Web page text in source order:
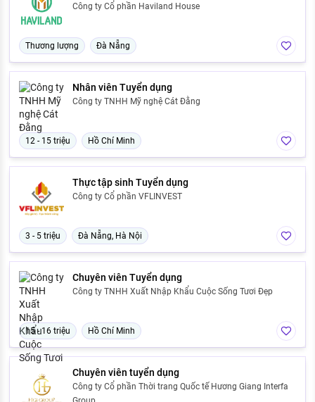
Công ty Cổ phần Haviland House
Thương lượng Đà Nẵng
Nhân viên Tuyển dụng
Công ty TNHH Mỹ nghệ Cát Đằng
12 - 15 triệu Hồ Chí Minh
Thực tập sinh Tuyển dụng
Công ty Cổ phần VFLINVEST
3 - 5 triệu Đà Nẵng, Hà Nội
Chuyên viên Tuyển dụng
Công ty TNHH Xuất Nhập Khẩu Cuộc Sống Tươi Đẹp
15 - 16 triệu Hồ Chí Minh
Chuyên viên tuyển dụng
Công ty Cổ phần Thời trang Quốc tế Hương Giang Interfa